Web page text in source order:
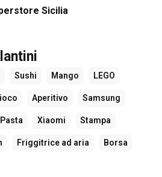
Sicilia
Sushi Mango LEGO
Aperitivo Samsung
Pasta Xiaomi Stampa
Friggitrice ad aria Borsa